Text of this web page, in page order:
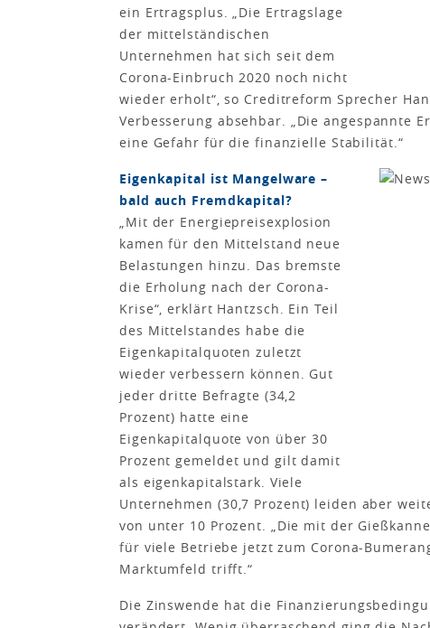
ein Ertragsplus. „Die Ertragslage
der mittelständischen
Unternehmen hat sich seit dem
Corona-Einbruch 2020 noch nicht
wieder erholt“, so Creditreform Sprecher
Verbesserung absehbar. „Die angespannte
eine Gefahr für die finanzielle Stabilität.“
Eigenkapital ist Mangelware –
bald auch Fremdkapital?
„Mit der Energiepreisexplosion
kamen für den Mittelstand neue
Belastungen hinzu. Das bremste
die Erholung nach der Corona-
Krise“, erklärt Hantzsch. Ein Teil
des Mittelstandes habe die
Eigenkapitalquoten zuletzt
wieder verbessern können. Gut
jeder dritte Befragte (34,2
Prozent) hatte eine
Eigenkapitalquote von über 30
Prozent gemeldet und gilt damit
als eigenkapitalstark. Viele
Unternehmen (30,7 Prozent) leiden aber
von unter 10 Prozent. „Die mit der
für viele Betriebe jetzt zum Corona-
Marktumfeld trifft.“
Die Zinswende hat die